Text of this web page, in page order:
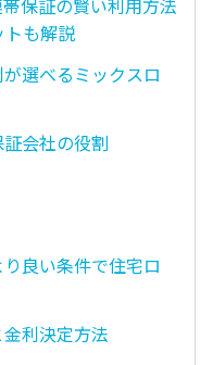
保証の賢い利用方法
トも解説
選べるミックスロ
会社の役割
良い条件で住宅ロ
利決定方法